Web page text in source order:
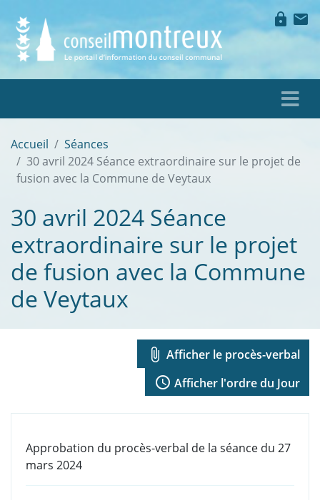
lock mail
Accueil
Séances
30 avril 2024 Séance extraordinaire sur le projet de
fusion avec la Commune de Veytaux
30 avril 2024 Séance
extraordinaire sur le projet
de fusion avec la Commune
de Veytaux
attach_file Afficher le procès-verbal
access_time Afficher l'ordre du Jour
Approbation du procès-verbal de la séance du 27
mars 2024